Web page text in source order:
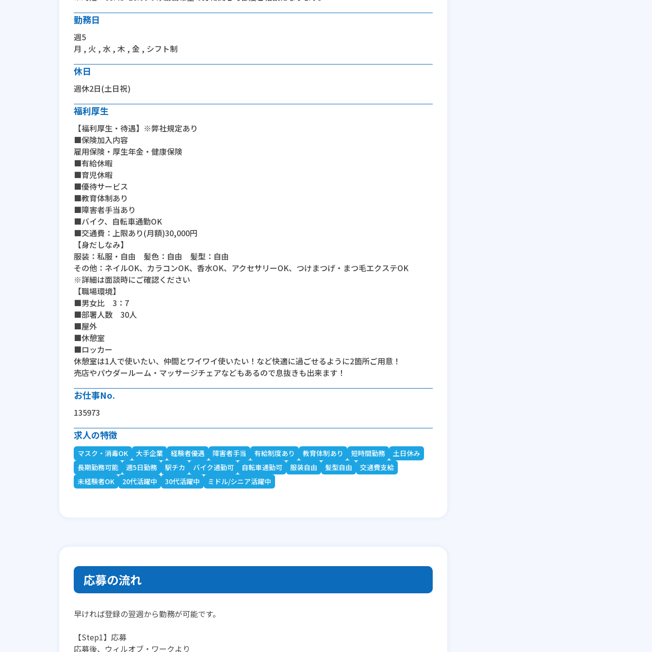
勤務日
週5
月 , 火 , 水 , 木 , 金 , シフト制
休日
週休2日(土日祝)
福利厚生
【福利厚生・待遇】※弊社規定あり
■保険加入内容
雇用保険・厚生年金・健康保険
■有給休暇
■育児休暇
■優待サービス
■教育体制あり
■障害者手当あり
■バイク、自転車通勤OK
■交通費：上限あり(月額)30,000円
【身だしなみ】
服装：私服・自由 髪色：自由 髪型：自由
その他：ネイルOK、カラコンOK、香水OK、アクセサリーOK、つけまつげ・まつ毛エクステOK
※詳細は面談時にご確認ください
【職場環境】
■男女比 3：7
■部署人数 30人
■屋外
■休憩室
■ロッカー
休憩室は1人で使いたい、仲間とワイワイ使いたい！など快適に過ごせるように2箇所ご用意！
売店やパウダールーム・マッサージチェアなどもあるので息抜きも出来ます！
お仕事No.
135973
求人の特徴
マスク・消毒OK 大手企業 経験者優遇 障害者手当 有給制度あり 教育体制あり 短時間勤務
土日休み
長期勤務可能
週5日勤務 駅チカ バイク通勤可 自転車通勤可 服装自由 髪型自由
交通費支給
未経験者OK
20代活躍中 30代活躍中 ミドル/シニア活躍中
応募の流れ
早ければ登録の翌週から勤務が可能です。
【Step1】応募
応募後、ウィルオブ・ワークより